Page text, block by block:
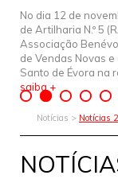
No dia 12 de
de Artilharia N.º 5
Associação
de Vendas Novas
Santo de Évora na
saiba +
Notícias > Notícias